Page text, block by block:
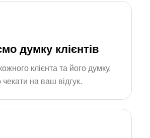
думку клієнтів
клієнта та його думку,
на ваш відгук.